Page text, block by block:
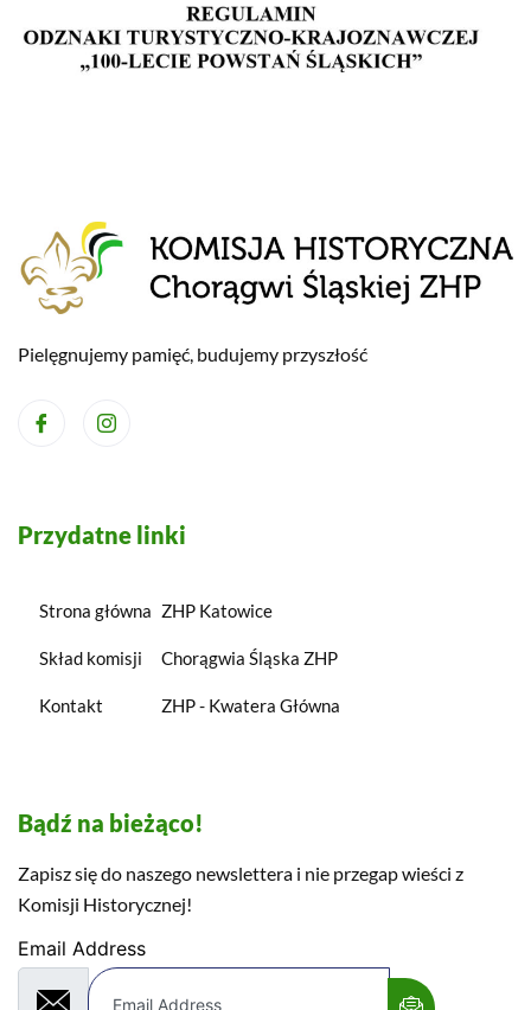
Pielęgnujemy pamięć, budujemy przyszłość
Przydatne linki
Strona główna
Skład komisji
Kontakt
ZHP Katowice
Chorągwia Śląska ZHP
ZHP - Kwatera Główna
Bądź na bieżąco!
Zapisz się do naszego newslettera i nie przegap wieści z
Komisji Historycznej!
Email Address